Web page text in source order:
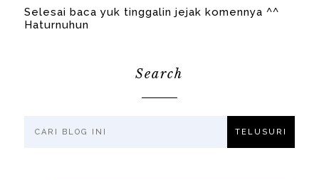
Selesai baca yuk tinggalin jejak komennya ^^
Haturnuhun
Search